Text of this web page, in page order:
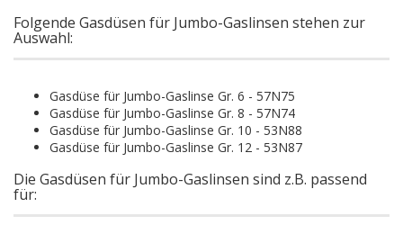
Folgende Gasdüsen für Jumbo-Gaslinsen stehen zur
Auswahl:
Gasdüse für Jumbo-Gaslinse Gr. 6 - 57N75
Gasdüse für Jumbo-Gaslinse Gr. 8 - 57N74
Gasdüse für Jumbo-Gaslinse Gr. 10 - 53N88
Gasdüse für Jumbo-Gaslinse Gr. 12 - 53N87
Die Gasdüsen für Jumbo-Gaslinsen sind z.B. passend
für: